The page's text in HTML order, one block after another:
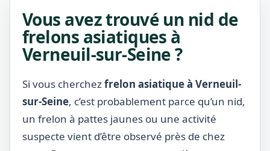
Vous avez trouvé un nid de
frelons asiatiques à
Verneuil-sur-Seine ?
Si vous cherchezfrelon asiatique à Verneuil-
sur-Seine, c’est probablement parce qu’un nid,
un frelon à pattes jaunes ou une activité
suspecte vient d’être observé près de chez